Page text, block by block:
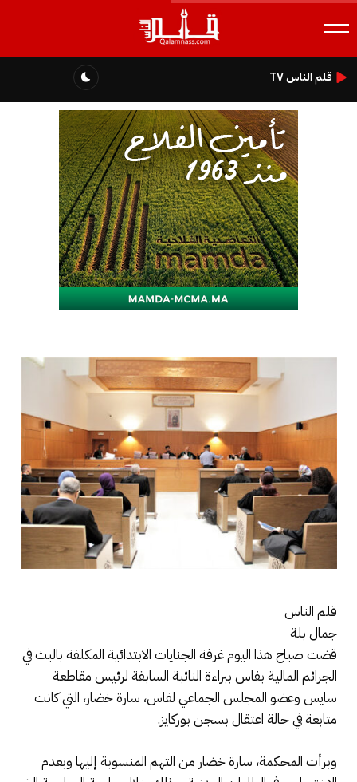
قلم الناس TV
قلم الناس
جمال بلة
قضت صباح هذا اليوم غرفة الجنايات الابتدائية المكلفة بالبث في
الجرائم المالية بفاس ببراءة النائبة السابقة لرئيس مقاطعة
سايس وعضو المجلس الجماعي لفاس، سارة خضار، التي كانت
متابعة في حالة اعتقال بسجن بوركايز.
وبرأت المحكمة، سارة خضار من التهم المنسوبة إليها وبعدم